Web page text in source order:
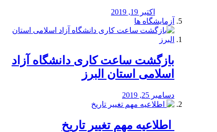
اکتبر 19, 2019
آزمایشگاه ها
بازگشت ساعت کاری دانشگاه آزاد
اسلامی استان البرز
دسامبر 25, 2019
️ اطلاعیه مهم تغییر تاریخ